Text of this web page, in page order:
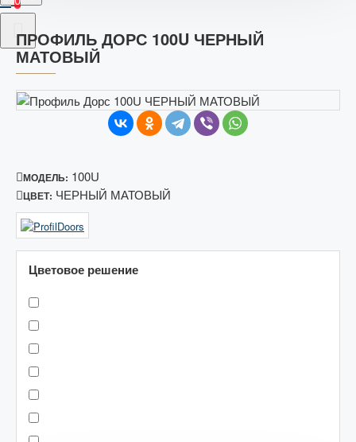
ПРОФИЛЬ ДОРС 100U ЧЕРНЫЙ
МАТОВЫЙ
МОДЕЛЬ: 100U
ЦВЕТ: ЧЕРНЫЙ МАТОВЫЙ
Цветовое решение